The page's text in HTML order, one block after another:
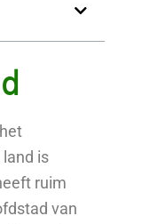
is
ruim
van